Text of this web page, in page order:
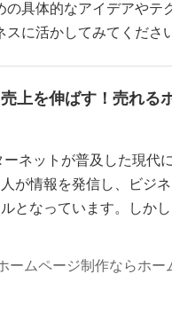
の具体的なアイデアや
に活かしてみてくださ
上を伸ばす！売れる
ーネットが普及した現代
が情報を発信し、ビジ
ルとなっています。しか
ームページ制作ならホー